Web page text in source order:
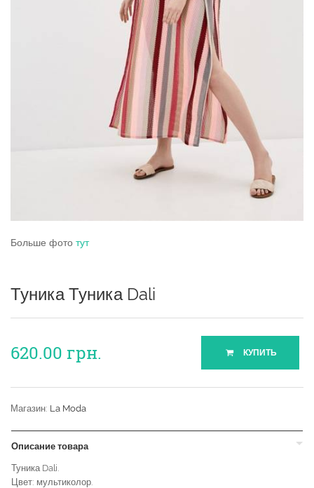
Больше фото тут
Туника Туника Dali
620.00 грн. КУПИТЬ
Магазин: La Moda
Описание товара
Туника Dali.
Цвет: мультиколор.